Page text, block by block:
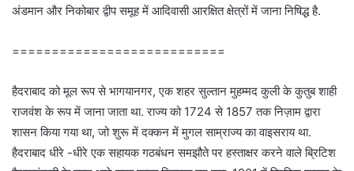
अंडमान और निकोबार द्वीप समूह में आदिवासी आरक्षित क्षेत्रों में जाना निषिद्ध है.
===========================
हैदराबाद को मूल रूप से भागयानगर, एक शहर सुल्तान मुहम्मद कुली के कुतुब शाही
राजवंश के रूप में जाना जाता था. राज्य को 1724 से 1857 तक निज़ाम द्वारा
शासन किया गया था, जो शुरू में दक्कन में मुगल साम्राज्य का वाइसराय था.
हैदराबाद धीरे -धीरे एक सहायक गठबंधन समझौते पर हस्ताक्षर करने वाले ब्रिटिश